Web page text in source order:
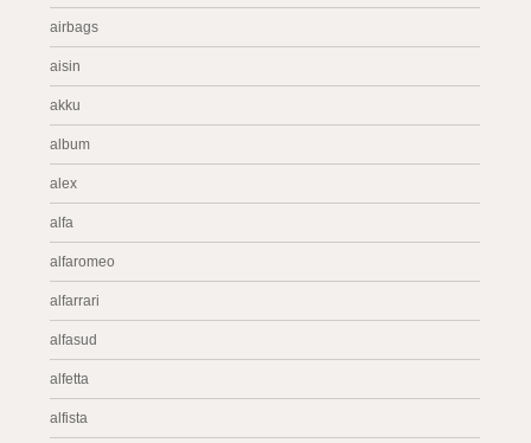
airbags
aisin
akku
album
alex
alfa
alfaromeo
alfarrari
alfasud
alfetta
alfista